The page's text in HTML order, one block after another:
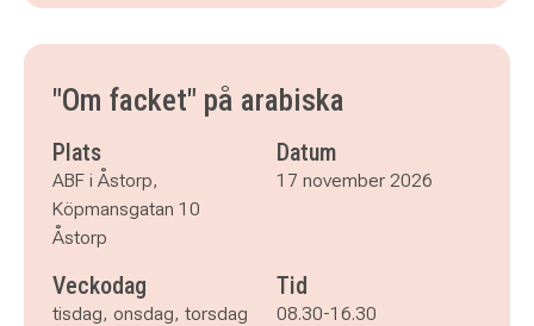
torsdag 19 november 2026 klockan 08.30–16.30
"Om facket" på arabiska
Plats
ABF i Åstorp,
Köpmansgatan 10
Åstorp
Datum
17 november 2026
Veckodag
tisdag, onsdag, torsdag
Tid
08.30-16.30